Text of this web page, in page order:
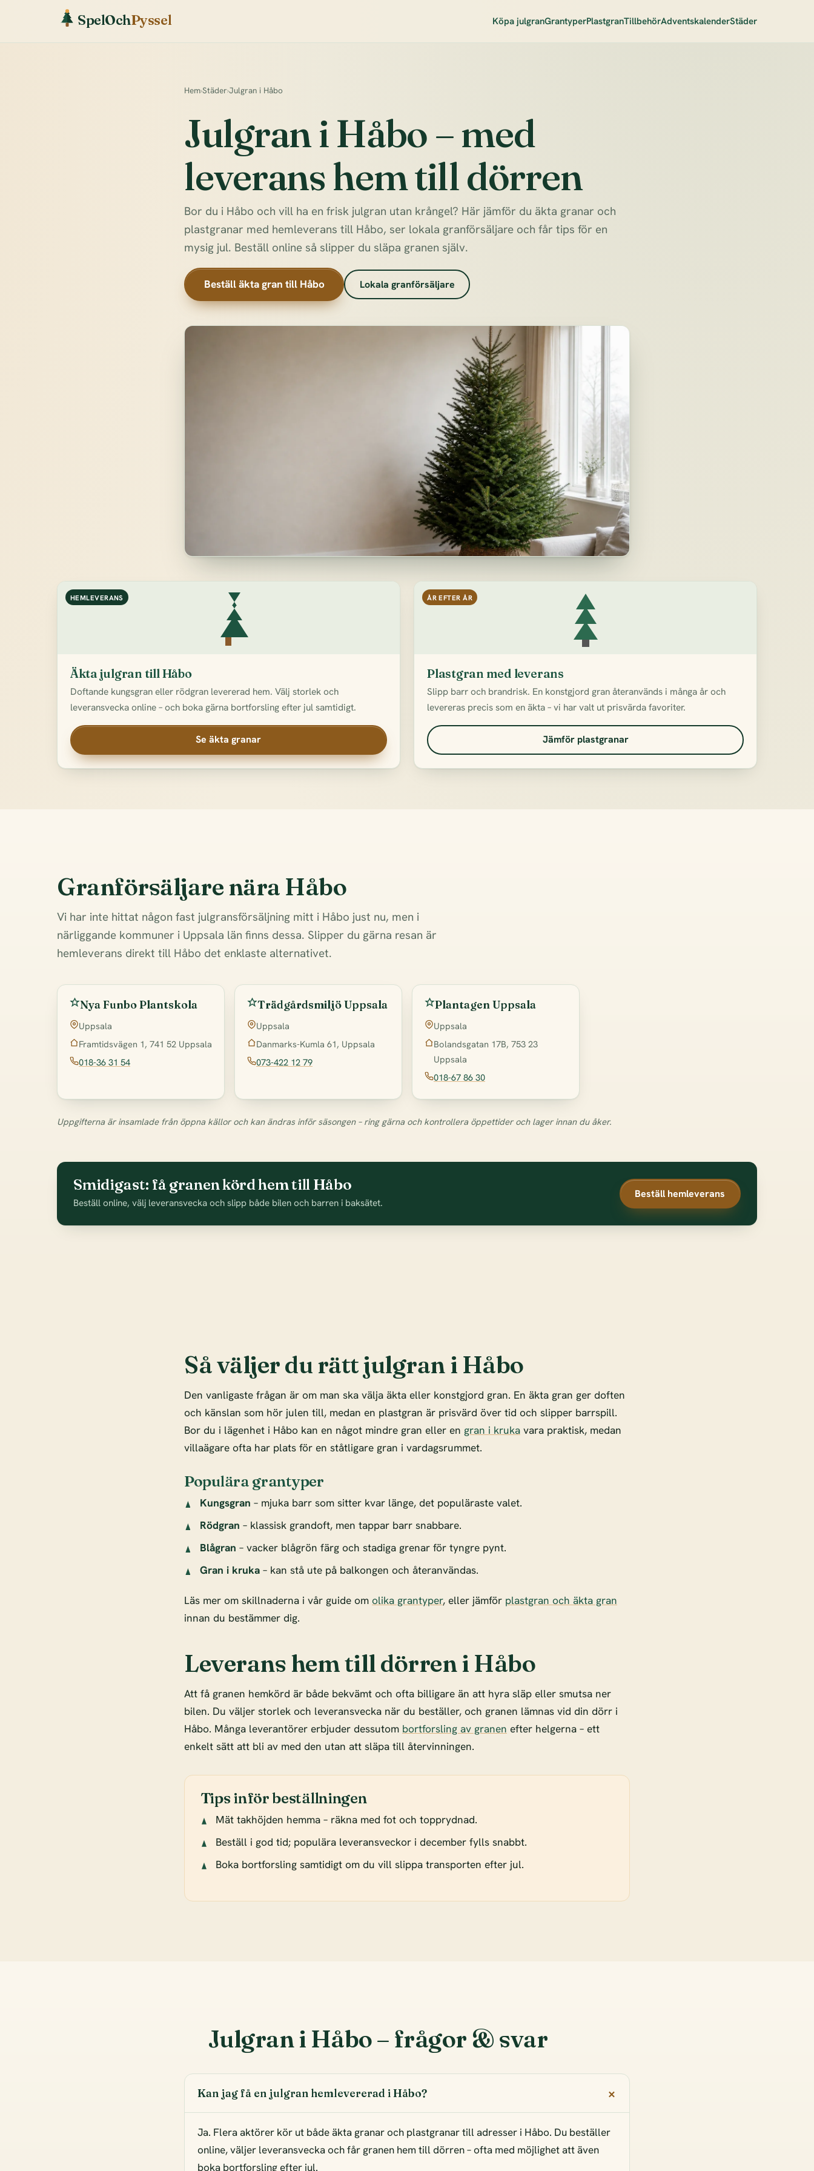
SpelOchPyssel Köpa julgranGrantyperPlastgranTillbehörAdventskalenderStäder
Hem›Städer›Julgran i Håbo
Julgran i Håbo – med
leverans hem till dörren
Bor du i Håbo och vill ha en frisk julgran utan krångel? Här jämför du äkta granar och
plastgranar med hemleverans till Håbo, ser lokala granförsäljare och får tips för en
mysig jul. Beställ online så slipper du släpa granen själv.
Beställ äkta gran till Håbo Lokala granförsäljare
HEMLEVERANS
Äkta julgran till Håbo
Doftande kungsgran eller rödgran levererad hem. Välj storlek och
leveransvecka online – och boka gärna bortforsling efter jul samtidigt.
Se äkta granar
ÅR EFTER ÅR
Plastgran med leverans
Slipp barr och brandrisk. En konstgjord gran återanvänds i många år och
levereras precis som en äkta – vi har valt ut prisvärda favoriter.
Jämför plastgranar
Granförsäljare nära Håbo
Vi har inte hittat någon fast julgransförsäljning mitt i Håbo just nu, men i
närliggande kommuner i Uppsala län finns dessa. Slipper du gärna resan är
hemleverans direkt till Håbo det enklaste alternativet.
Nya Funbo Plantskola
Uppsala
Framtidsvägen 1, 741 52 Uppsala
018-36 31 54
Trädgårdsmiljö Uppsala
Uppsala
Danmarks-Kumla 61, Uppsala
073-422 12 79
Plantagen Uppsala
Uppsala
Bolandsgatan 17B, 753 23
Uppsala
018-67 86 30
Uppgifterna är insamlade från öppna källor och kan ändras inför säsongen – ring gärna och kontrollera öppettider och lager innan du åker.
Smidigast: få granen körd hem till Håbo
Beställ online, välj leveransvecka och slipp både bilen och barren i baksätet.
Beställ hemleverans
Så väljer du rätt julgran i Håbo
Den vanligaste frågan är om man ska välja äkta eller konstgjord gran. En äkta gran ger doften
och känslan som hör julen till, medan en plastgran är prisvärd över tid och slipper barrspill.
Bor du i lägenhet i Håbo kan en något mindre gran eller en gran i kruka vara praktisk, medan
villaägare ofta har plats för en ståtligare gran i vardagsrummet.
Populära grantyper
Kungsgran – mjuka barr som sitter kvar länge, det populäraste valet.
Rödgran – klassisk grandoft, men tappar barr snabbare.
Blågran – vacker blågrön färg och stadiga grenar för tyngre pynt.
Gran i kruka– kan stå ute på balkongen och återanvändas.
Läs mer om skillnaderna i vår guide om olika grantyper, eller jämför plastgran och äkta gran
innan du bestämmer dig.
Leverans hem till dörren i Håbo
Att få granen hemkörd är både bekvämt och ofta billigare än att hyra släp eller smutsa ner
bilen. Du väljer storlek och leveransvecka när du beställer, och granen lämnas vid din dörr i
Håbo. Många leverantörer erbjuder dessutom bortforsling av granen efter helgerna – ett
enkelt sätt att bli av med den utan att släpa till återvinningen.
Tips inför beställningen
Mät takhöjden hemma – räkna med fot och topprydnad.
Beställ i god tid; populära leveransveckor i december fylls snabbt.
Boka bortforsling samtidigt om du vill slippa transporten efter jul.
Julgran i Håbo – frågor & svar
Kan jag få en julgran hemlevererad i Håbo?
Ja. Flera aktörer kör ut både äkta granar och plastgranar till adresser i Håbo. Du beställer
online, väljer leveransvecka och får granen hem till dörren – ofta med möjlighet att även
boka bortforsling efter jul.